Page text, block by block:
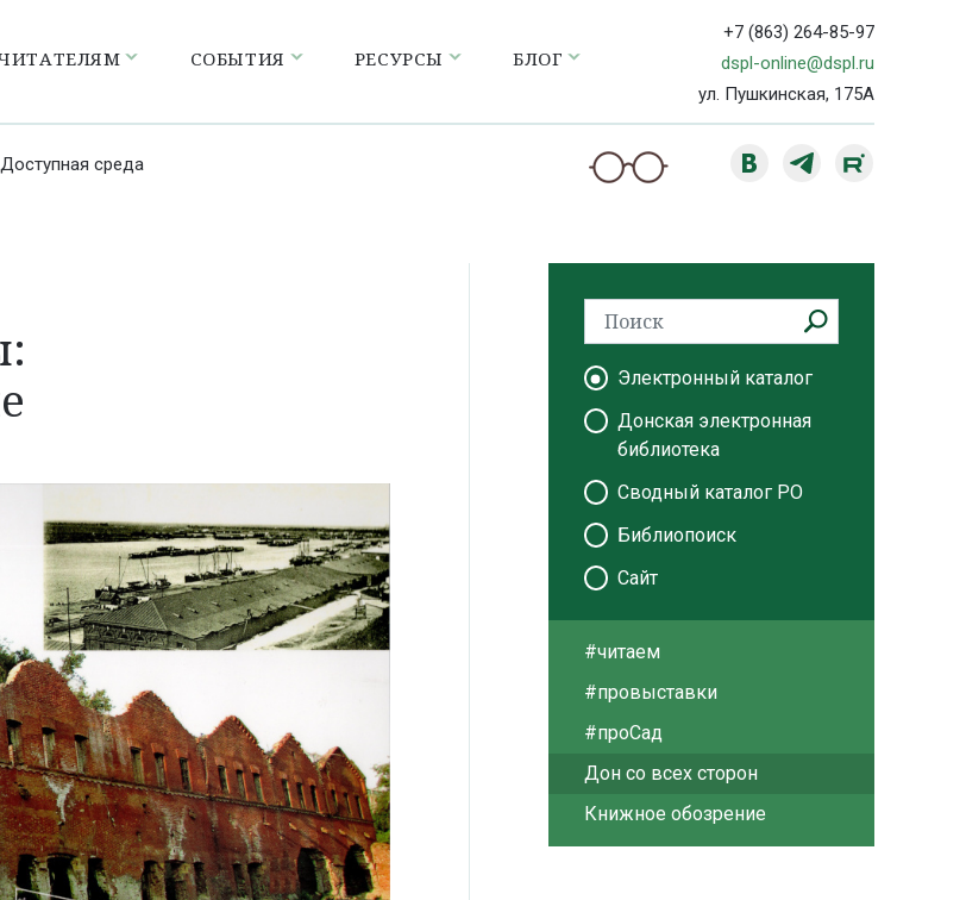
СОБЫТИЯ РЕСУРСЫ БЛОГ
+7 (863) 264-85-97
dspl-online@dspl.ru
ул. Пушкинская, 175А
Доступная среда
Электронный каталог
Донская электронная
библиотека
Сводный каталог РО
Библиопоиск
Сайт
#читаем
#провыставки
#проСад
Дон со всех сторон
Книжное обозрение